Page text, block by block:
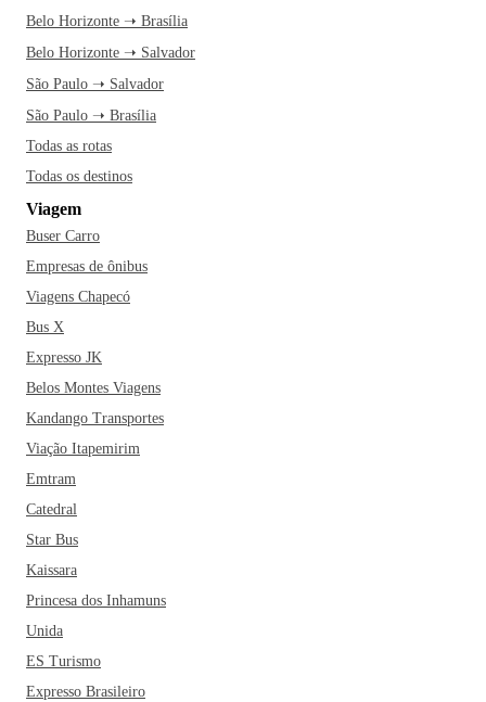
Belo Horizonte ➝ Brasília
Belo Horizonte ➝ Salvador
São Paulo ➝ Salvador
São Paulo ➝ Brasília
Todas as rotas
Todas os destinos
Viagem
Buser Carro
Empresas de ônibus
Viagens Chapecó
Bus X
Expresso JK
Belos Montes Viagens
Kandango Transportes
Viação Itapemirim
Emtram
Catedral
Star Bus
Kaissara
Princesa dos Inhamuns
Unida
ES Turismo
Expresso Brasileiro